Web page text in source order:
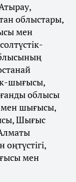
облыстары,
мен
шығысы,
облысы
мен шығысы,
Шығыс
мен